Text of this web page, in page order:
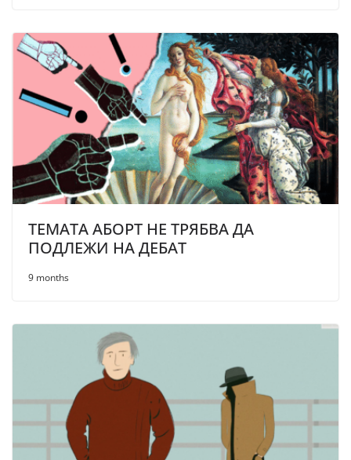
ТЕМАТА АБОРТ НЕ ТРЯБВА ДА
ПОДЛЕЖИ НА ДЕБАТ
9 months